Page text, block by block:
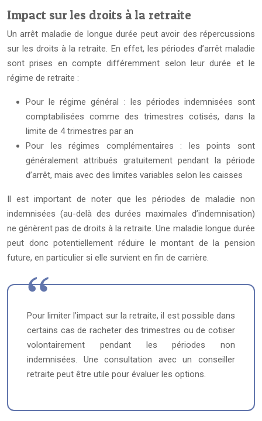
Impact sur les droits à la retraite
Un arrêt maladie de longue durée peut avoir des répercussions
sur les droits à la retraite. En effet, les périodes d’arrêt maladie
sont prises en compte différemment selon leur durée et le
régime de retraite :
Pour le régime général : les périodes indemnisées sont
comptabilisées comme des trimestres cotisés, dans la
limite de 4 trimestres par an
Pour les régimes complémentaires : les points sont
généralement attribués gratuitement pendant la période
d’arrêt, mais avec des limites variables selon les caisses
Il est important de noter que les périodes de maladie non
indemnisées (au-delà des durées maximales d’indemnisation)
ne génèrent pas de droits à la retraite. Une maladie longue durée
peut donc potentiellement réduire le montant de la pension
future, en particulier si elle survient en fin de carrière.
Pour limiter l’impact sur la retraite, il est possible dans
certains cas de racheter des trimestres ou de cotiser
volontairement pendant les périodes non
indemnisées. Une consultation avec un conseiller
retraite peut être utile pour évaluer les options.